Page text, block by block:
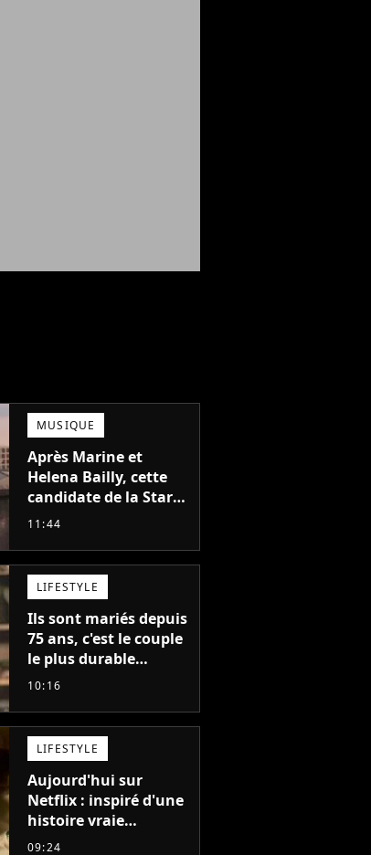
MUSIQUE
Après Marine et
Helena Bailly, cette
candidate de la Star
Academy adorée du
premier album, "C'est
tellement puissant"
11:44
LIFESTYLE
Ils sont mariés depuis
75 ans, c'est le couple
le plus durable
d'Hollywood : "Nous
après jour, et les jours
se sont transformés
en décennies"
10:16
LIFESTYLE
Aujourd'hui sur
Netflix : inspiré d'une
histoire vraie
glaçante, c'est l'un
09:24